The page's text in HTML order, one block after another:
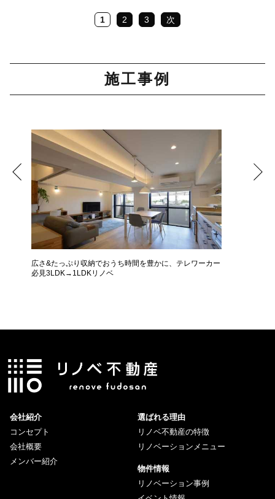
1 2 3 次
施工事例
広さ&たっぷり収納でおうち時間を豊かに、テレワーカー
必見3LDK→1LDKリノベ
会社紹介
コンセプト
会社概要
メンバー紹介
選ばれる理由
リノベ不動産の特徴
リノベーションメニュー
物件情報
リノベーション事例